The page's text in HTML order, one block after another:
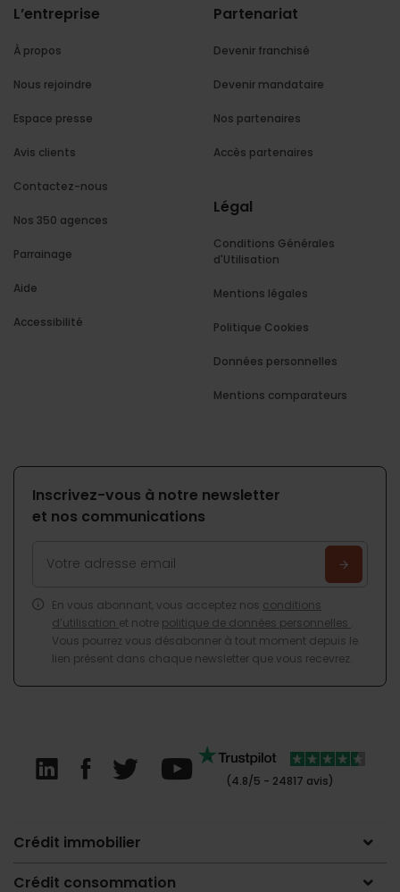
L’entreprise
À propos
Nous rejoindre
Espace presse
Avis clients
Contactez-nous
Nos 350 agences
Parrainage
Aide
Accessibilité
Partenariat
Devenir franchisé
Devenir mandataire
Nos partenaires
Accès partenaires
Légal
Conditions Générales
d'Utilisation
Mentions légales
Politique Cookies
Données personnelles
Mentions comparateurs
Inscrivez-vous à notre newsletter
et nos communications
En vous abonnant, vous acceptez nos conditions
d’utilisation et notre politique de données personnelles
Vous pourrez vous désabonner à tout moment depuis le
lien présent dans chaque newsletter que vous recevrez.
(4.8/5 - 24817 avis)
Crédit immobilier
Crédit consommation